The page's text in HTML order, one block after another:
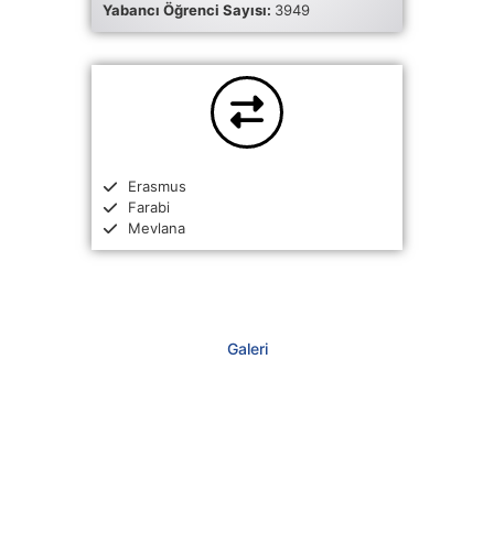
Yabancı Öğrenci Sayısı: 3949
Erasmus
Farabi
Mevlana
Galeri